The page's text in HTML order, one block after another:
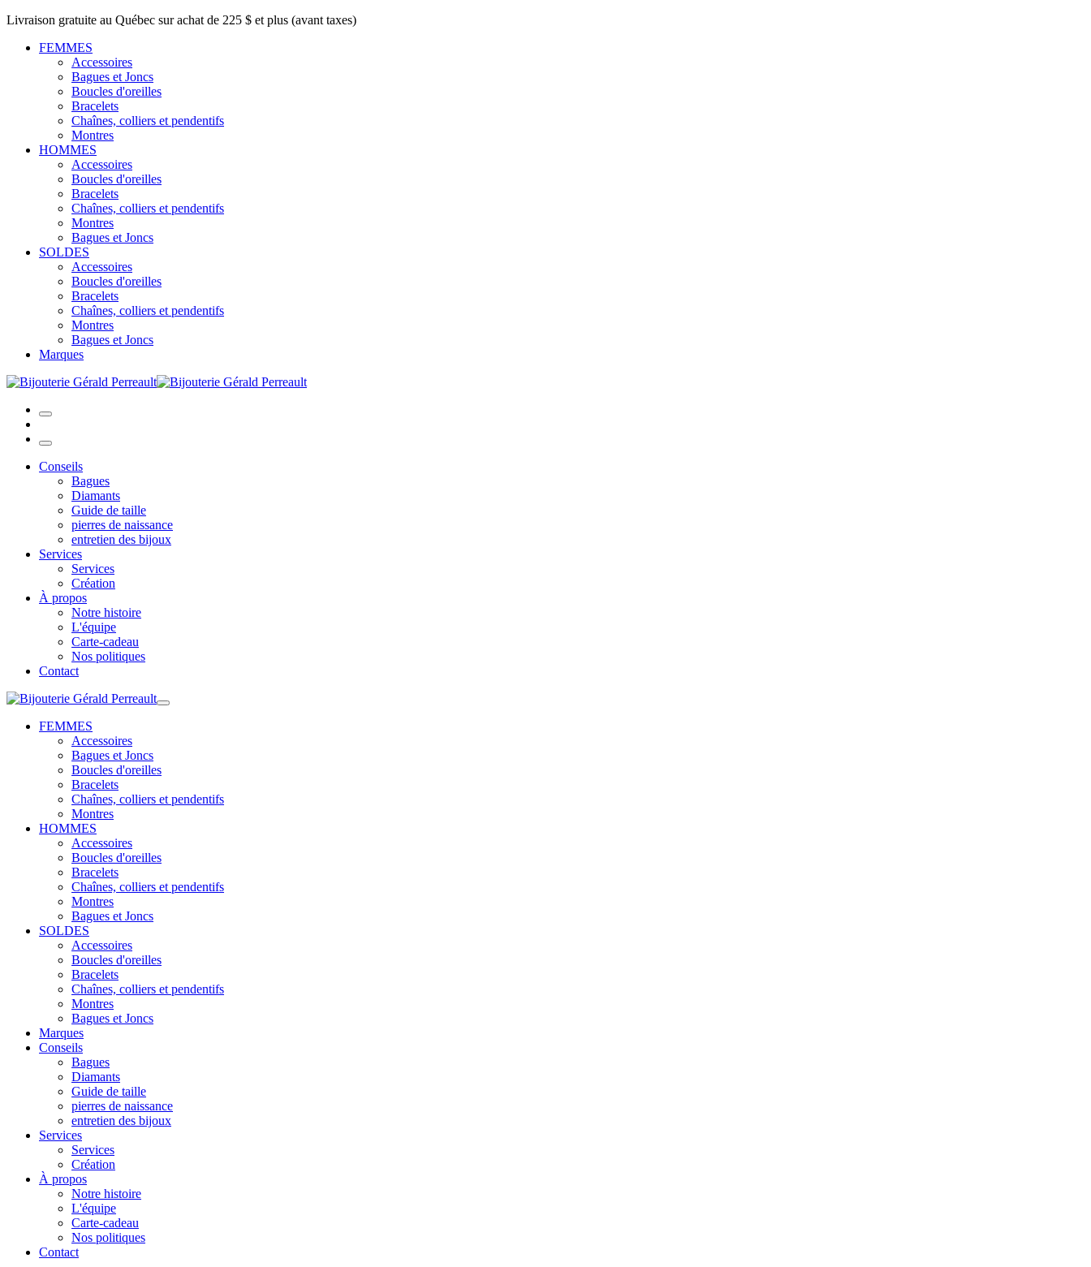
Livraison gratuite au Québec sur achat de 225 $ et plus (avant taxes)
FEMMES
Accessoires
Bagues et Joncs
Boucles d'oreilles
Bracelets
Chaînes, colliers et pendentifs
Montres
HOMMES
Accessoires
Boucles d'oreilles
Bracelets
Chaînes, colliers et pendentifs
Montres
Bagues et Joncs
SOLDES
Accessoires
Boucles d'oreilles
Bracelets
Chaînes, colliers et pendentifs
Montres
Bagues et Joncs
Marques
Conseils
Bagues
Diamants
Guide de taille
pierres de naissance
entretien des bijoux
Services
Services
Création
À propos
Notre histoire
L'équipe
Carte-cadeau
Nos politiques
Contact
FEMMES
Accessoires
Bagues et Joncs
Boucles d'oreilles
Bracelets
Chaînes, colliers et pendentifs
Montres
HOMMES
Accessoires
Boucles d'oreilles
Bracelets
Chaînes, colliers et pendentifs
Montres
Bagues et Joncs
SOLDES
Accessoires
Boucles d'oreilles
Bracelets
Chaînes, colliers et pendentifs
Montres
Bagues et Joncs
Marques
Conseils
Bagues
Diamants
Guide de taille
pierres de naissance
entretien des bijoux
Services
Services
Création
À propos
Notre histoire
L'équipe
Carte-cadeau
Nos politiques
Contact